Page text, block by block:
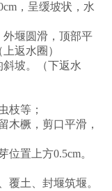
，呈缓坡状，水
堰圆滑，顶部平
返水圈）
坡。（下返水
枝等；
木橛，剪口平滑，
置上方0.5cm。
覆土、封堰筑堰。